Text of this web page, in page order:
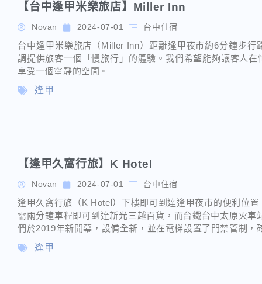
【台中逢甲米樂旅店】Miller Inn
Novan 2024-07-01 台中住宿
台中逢甲米樂旅店（Miller Inn）距離逢甲夜市約6分鐘步
調提供旅客一個「慢旅行」的體驗。我們希望能夠讓客人
享受一個寧靜的空間。
逢甲
【逢甲久窩行旅】K Hotel
Novan 2024-07-01 台中住宿
逢甲久窩行旅（K Hotel）下樓即可到達逢甲夜市的便利位
需兩分鐘車程即可到達新光三越百貨，而台鐵台中太原火
們於2019年新開幕，設備全新，並在電梯設置了門禁管制，
逢甲